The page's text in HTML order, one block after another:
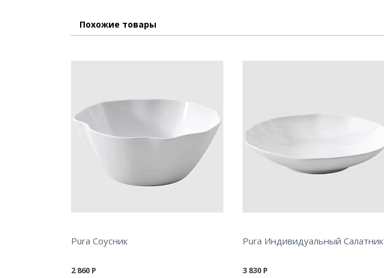
Похожие товары
Pura Соусник
2 860 Р
Pura Индивидуальный Салатник
3 830 Р